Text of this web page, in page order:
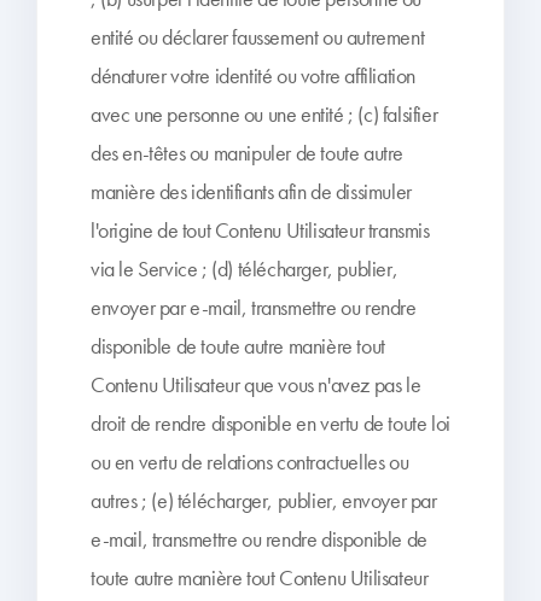
entité ou déclarer faussement ou autrement
dénaturer votre identité ou votre affiliation
avec une personne ou une entité ; (c) falsifier
des en-têtes ou manipuler de toute autre
manière des identifiants afin de dissimuler
l'origine de tout Contenu Utilisateur transmis
via le Service ; (d) télécharger, publier,
envoyer par e-mail, transmettre ou rendre
disponible de toute autre manière tout
Contenu Utilisateur que vous n'avez pas le
droit de rendre disponible en vertu de toute loi
ou en vertu de relations contractuelles ou
autres ; (e) télécharger, publier, envoyer par
e-mail, transmettre ou rendre disponible de
toute autre manière tout Contenu Utilisateur